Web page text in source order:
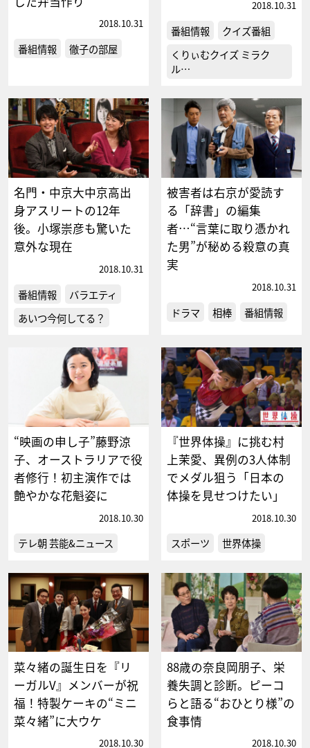
2018.10.31
番組情報 徹子の部屋
2018.10.31
番組情報
クイズ番組
くりぃむクイズ ミラク
ル…
名門・中京大中京高出
身アスリートの12年
後。小塚崇彦も驚いた
意外な現在
2018.10.31
番組情報
バラエティ
あいつ今何してる？
被害者は右京が愛読す
る「辞書」の編集
者…“言葉に取り憑かれ
た男”が秘める殺意の真
実
2018.10.31
ドラマ 相棒 番組情報
“映画の申し子”藤野涼
子、オーストラリアで役
者修行！初主演作では
艶やかな花魁姿に
2018.10.30
テレ朝 芸能&ニュース
『世界体操』に挑む村
上茉愛、異例の3人体制
でメダル狙う「日本の
体操を見せつけたい」
2018.10.30
スポーツ 世界体操
菜々緒の誕生日を『リ
ーガルV』メンバーが祝
福！特製ケーキの“ミニ
菜々緒”に大ウケ
2018.10.30
88歳の奈良岡朋子、栄
養失調と診断。ピーコ
らと語る“おひとり様”の
食事情
2018.10.30